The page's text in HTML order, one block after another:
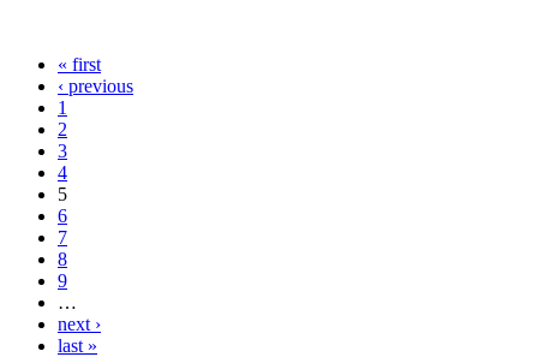
« first
‹ previous
1
2
3
4
5
6
7
8
9
…
next ›
last »